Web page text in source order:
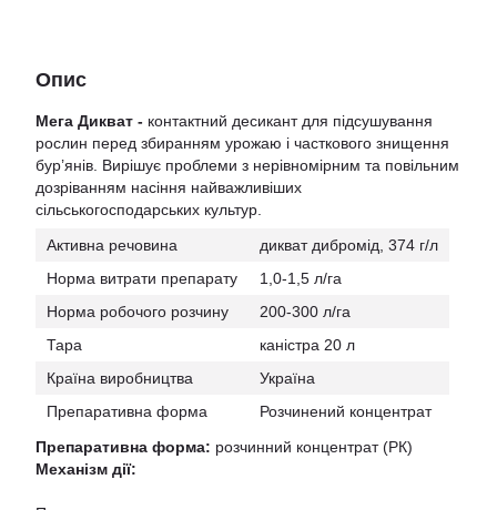
Опис
Мега Дикват - контактний десикант для підсушування
рослин перед збиранням урожаю і часткового знищення
бур’янів. Вирішує проблеми з нерівномірним та повільним
дозріванням насіння найважливіших
сільськогосподарських культур.
Активна речовина
дикват дибромід, 374 г/л
Норма витрати препарату
1,0-1,5 л/га
Норма робочого розчину
200-300 л/га
Тара
каністра 20 л
Країна виробництва
Україна
Препаративна форма
Розчинений концентрат
Препаративна форма: розчинний концентрат (РК)
Механізм дії: